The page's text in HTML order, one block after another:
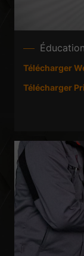
Éducation
Télécharger
Télécharger